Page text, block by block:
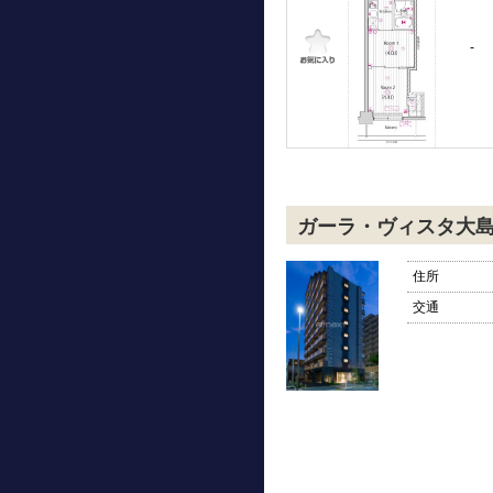
-
ガーラ・ヴィスタ大
住所
交通